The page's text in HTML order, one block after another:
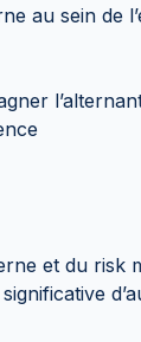
au sein de
et du risk